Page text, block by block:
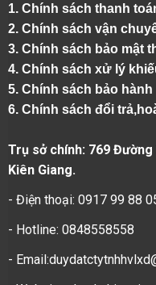
1. Chính sách thanh
2. Chính sách vận
3. Chính sách bảo mật
4. Chính sách xử lý
5. Chính sách bảo hành
6. Chính sách đổi
Trụ sở chính: 769 Đường
Kiên Giang.
- Điện thoại: 0917 99 88
- Hotline: 0848558558
-